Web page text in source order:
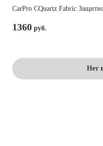
CarPro CQuartz Fabric
1360
Нет